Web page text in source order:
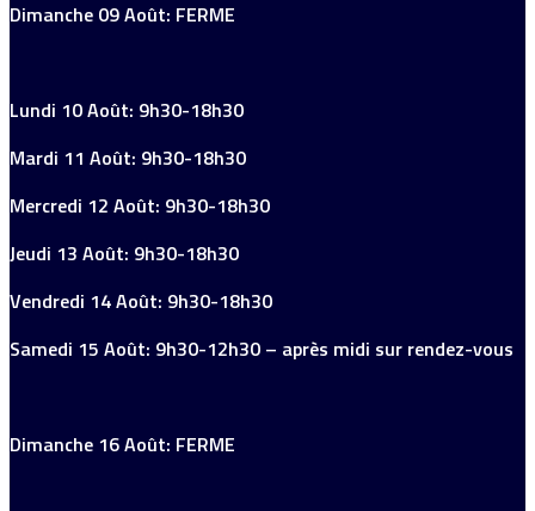
Dimanche 09 Août: FERME
Lundi 10 Août: 9h30-18h30
Mardi 11 Août: 9h30-18h30
Mercredi 12 Août: 9h30-18h30
Jeudi 13 Août: 9h30-18h30
Vendredi 14 Août: 9h30-18h30
Samedi 15 Août: 9h30-12h30 – après midi sur rendez-vous
Dimanche 16 Août: FERME